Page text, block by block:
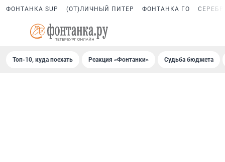
ФОНТАНКА SUP (ОТ)ЛИЧНЫЙ ПИТЕР ФОНТАНКА ГО
Топ-10, куда поехать Реакция «Фонтанки» Судьба бюджета